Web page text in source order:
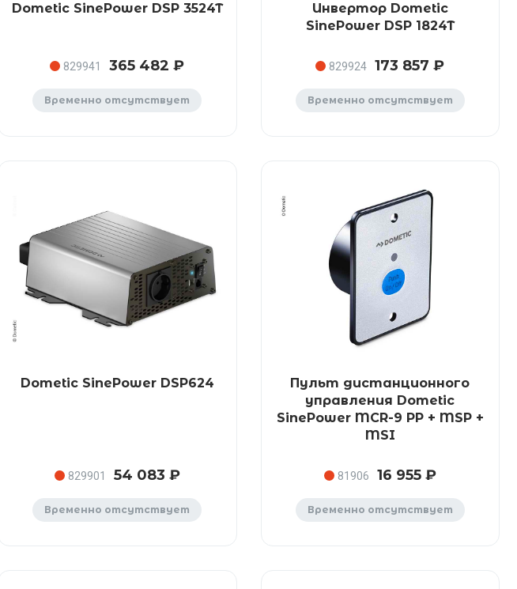
Dometic SinePower DSP 3524T
829941 365 482 ₽
Временно отсутствует
Инвертор Dometic
SinePower DSP 1824T
829924 173 857 ₽
Временно отсутствует
Dometic SinePower DSP624
829901 54 083 ₽
Временно отсутствует
Пульт дистанционного
управления Dometic
SinePower MCR-9 PP + MSP +
MSI
81906 16 955 ₽
Временно отсутствует